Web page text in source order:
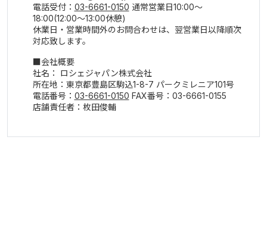
電話受付： 03-6661-0150 通常営業日10:00～
18:00(12:00～13:00休憩)
休業日・営業時間外のお問合わせは、翌営業日以降順次
対応致します。
会社概要
社名： ロシェジャパン株式会社
所在地：東京都豊島区駒込1-8-7 パークミレニア101号
電話番号： 03-6661-0150 FAX番号：03-6661-0155
店舗責任者：枚田俊輔